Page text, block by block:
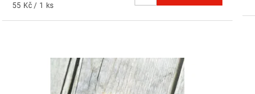
55 Kč / 1 ks